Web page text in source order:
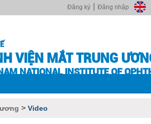
Đăng nhập
Đăng ký
VIỆN MẮT TRUNG
NATIONAL INSTITUTE OF
> Video